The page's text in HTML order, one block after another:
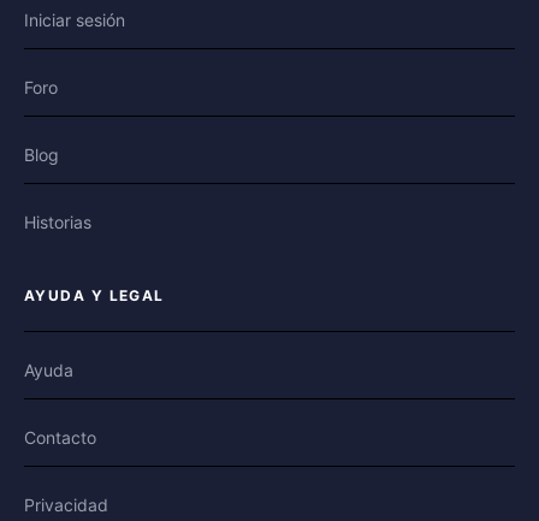
Iniciar sesión
Foro
Blog
Historias
AYUDA Y LEGAL
Ayuda
Contacto
Privacidad